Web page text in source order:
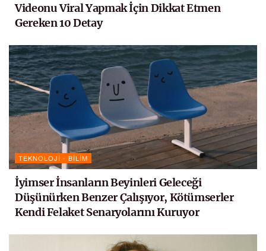
Videonu Viral Yapmak İçin Dikkat Etmen
Gereken 10 Detay
TEKNOLOJI - BILIM
İyimser İnsanların Beyinleri Geleceği
Düşünürken Benzer Çalışıyor, Kötümserler
Kendi Felaket Senaryolarını Kuruyor